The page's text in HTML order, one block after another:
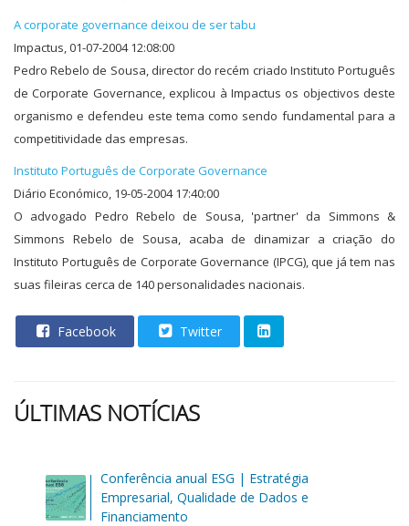
A corporate governance deixou de ser tabu
Impactus, 01-07-2004 12:08:00
Pedro Rebelo de Sousa, director do recém criado Instituto Português
de Corporate Governance, explicou à Impactus os objectivos deste
organismo e defendeu este tema como sendo fundamental para a
competitividade das empresas.
Instituto Português de Corporate Governance
Diário Económico, 19-05-2004 17:40:00
O advogado Pedro Rebelo de Sousa, 'partner' da Simmons &
Simmons Rebelo de Sousa, acaba de dinamizar a criação do
Instituto Português de Corporate Governance (IPCG), que já tem nas
suas fileiras cerca de 140 personalidades nacionais.
Facebook Twitter
ÚLTIMAS NOTÍCIAS
Conferência anual ESG | Estratégia
Empresarial, Qualidade de Dados e
Financiamento